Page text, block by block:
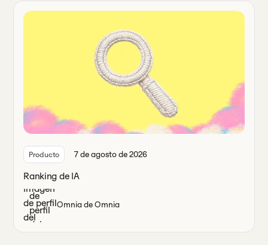
Producto 7 de agosto de 2026
Ranking de IA
Omnia de Omnia